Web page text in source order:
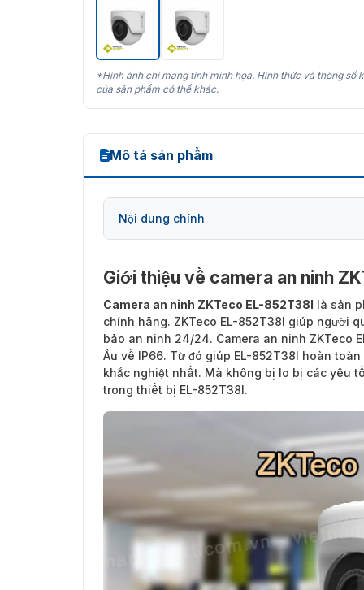
*Hình ảnh chỉ mang tính minh họa. Hình thức và thông số
của sản phẩm có thể khác.
Mô tả sản phẩm
Nội dung chính
Giới thiệu về camera an ninh
Camera an ninh ZKTeco EL-852T38I là sản
chính hãng. ZKTeco EL-852T38I giúp người
bảo an ninh 24/24. Camera an ninh ZKTeco
Âu về IP66. Từ đó giúp EL-852T38I hoàn
khắc nghiệt nhất. Mà không bị lo bị các yêu
trong thiết bị EL-852T38I.